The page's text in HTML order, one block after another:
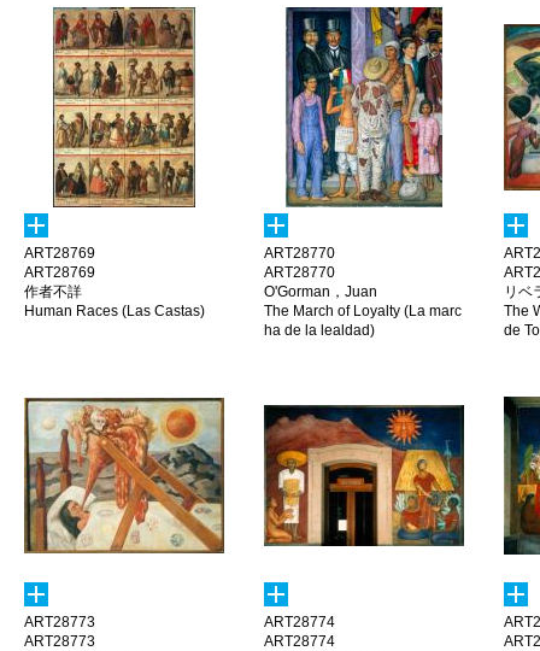
ART28769
ART28769
作者不詳
Human Races (Las Castas)
ART28770
ART28770
O'Gorman，Juan
The March of Loyalty (La marc
ha de la lealdad)
リベ
The
de
ART28773
ART28773
ART28774
ART28774